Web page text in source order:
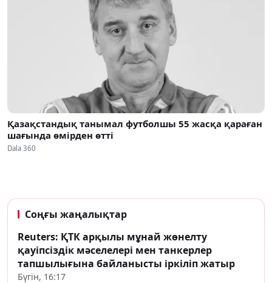
Қазақстандық танымал футболшы 55 жасқа қараған
шағында өмірден өтті
Dala 360
Соңғы жаңалықтар
Reuters: ҚТК арқылы мұнай жөнелту
қауіпсіздік мәселелері мен танкерлер
тапшылығына байланысты іркіліп жатыр
Бүгін, 16:17